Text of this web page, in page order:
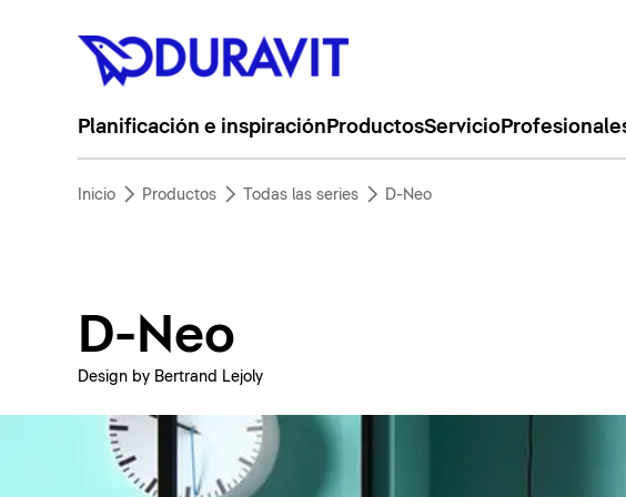
Planificación e inspiración ProductosServicio
Inicio Productos Todas las series D-Neo
D-Neo
Design by Bertrand Lejoly